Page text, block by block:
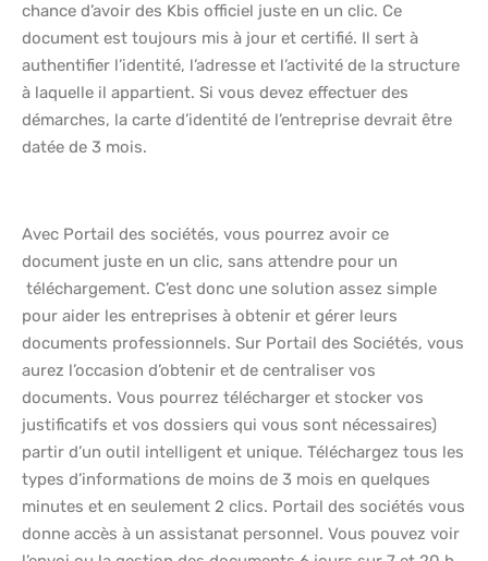
chance d’avoir des Kbis officiel juste en un clic. Ce
document est toujours mis à jour et certifié. Il sert à
authentifier l’identité, l’adresse et l’activité de la structure
à laquelle il appartient. Si vous devez effectuer des
démarches, la carte d’identité de l’entreprise devrait être
datée de 3 mois.
Avec Portail des sociétés, vous pourrez avoir ce
document juste en un clic, sans attendre pour un
téléchargement. C’est donc une solution assez simple
pour aider les entreprises à obtenir et gérer leurs
documents professionnels. Sur Portail des Sociétés, vous
aurez l’occasion d’obtenir et de centraliser vos
documents. Vous pourrez télécharger et stocker vos
justificatifs et vos dossiers qui vous sont nécessaires)
partir d’un outil intelligent et unique. Téléchargez tous les
types d’informations de moins de 3 mois en quelques
minutes et en seulement 2 clics. Portail des sociétés vous
donne accès à un assistanat personnel. Vous pouvez voir